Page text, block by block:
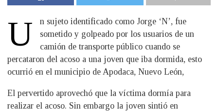
U
n sujeto identificado como Jorge ‘N’, fue
sometido y golpeado por los usuarios de un
camión de transporte público cuando se
percataron del acoso a una joven que iba dormida, esto
ocurrió en el municipio de Apodaca, Nuevo León,
El pervertido aprovechó que la víctima dormía para
realizar el acoso. Sin embargo la joven sintió en